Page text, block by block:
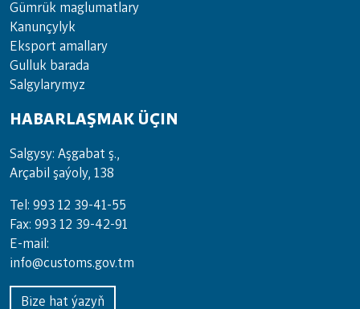
Gümrük maglumatlary
Kanunçylyk
Eksport amallary
Gulluk barada
Salgylarymyz
HABARLAŞMAK ÜÇIN
Salgysy: Aşgabat ş.,
Arçabil şaýoly, 138
Tel: 993 12 39-41-55
Fax: 993 12 39-42-91
E-mail:
info@customs.gov.tm
Bize hat ýazyň